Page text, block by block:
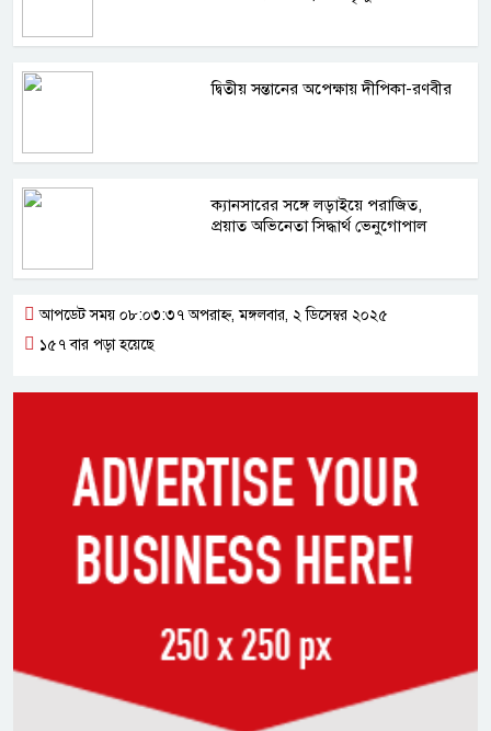
দ্বিতীয় সন্তানের অপেক্ষায় দীপিকা-রণবীর
ক্যানসারের সঙ্গে লড়াইয়ে পরাজিত,
প্রয়াত অভিনেতা সিদ্ধার্থ ভেনুগোপাল
আপডেট সময় ০৮:০৩:৩৭ অপরাহ্ন, মঙ্গলবার, ২ ডিসেম্বর ২০২৫
১৫৭ বার পড়া হয়েছে